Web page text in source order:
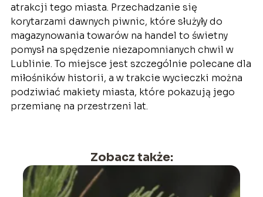
atrakcji tego miasta. Przechadzanie się
korytarzami dawnych piwnic, które służyły do
magazynowania towarów na handel to świetny
pomysł na spędzenie niezapomnianych chwil w
Lublinie. To miejsce jest szczególnie polecane dla
miłośników historii, a w trakcie wycieczki można
podziwiać makiety miasta, które pokazują jego
przemianę na przestrzeni lat.
Zobacz także: